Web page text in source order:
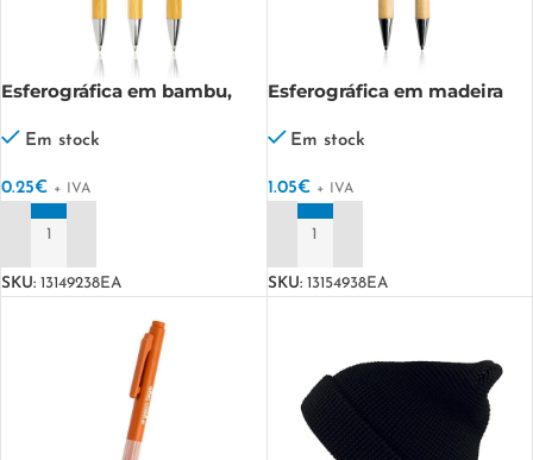
Esferográfica em bambu,
Em stock
0.25€ + IVA
SKU: 13149238EA
Esferográfica em madeira
Em stock
1.05€ + IVA
SKU: 13154938EA